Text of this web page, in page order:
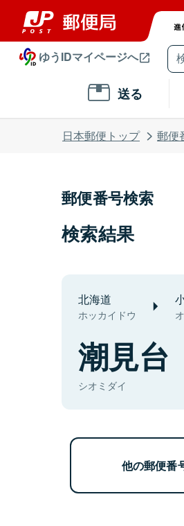
ゆうIDマイページへ
送る
日本郵便トップ 郵便
郵便番号検索
検索結果
北海道
ホッカイドウ
潮見台
シオミダイ
他の郵便番